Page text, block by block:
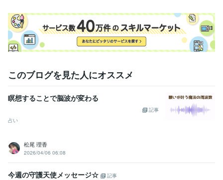
このブログを見た人にオススメ
瞑想することで脳波が変わる
記事
占い
松尾 理香
2026/04/06 06:08
今週の守護天使メッセージ☆
記事